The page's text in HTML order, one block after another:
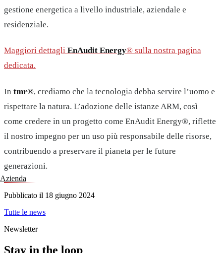
Azienda
gestione energetica a livello industriale, aziendale e
residenziale.
Maggiori dettagli EnAudit Energy® sulla nostra pagina
dedicata.
In tmr®, crediamo che la tecnologia debba servire l’uomo e
rispettare la natura. L’adozione delle istanze ARM, così
come credere in un progetto come EnAudit Energy®, riflette
il nostro impegno per un uso più responsabile delle risorse,
contribuendo a preservare il pianeta per le future
generazioni.
Pubblicato il 18 giugno 2024
Tutte le news
Newsletter
Stay in the loop